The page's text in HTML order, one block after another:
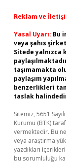
Reklam ve
Yasal Uyarı: Bu
veya şahıs
Sitede yalnızca
taşımamakta
paylaşım
benzerlikleri
taslak
Sitemiz, 5651
Kurumu (BTK)
vermektedir. Bu
veya araştırma
yazdıkları
bu sorumluluğu